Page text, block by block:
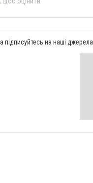
підписуйтесь на наші джерела